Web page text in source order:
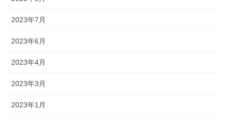
2023年7月
2023年6月
2023年4月
2023年3月
2023年1月